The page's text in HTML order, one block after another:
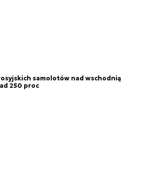
samolotów nad wschodnią
250 proc